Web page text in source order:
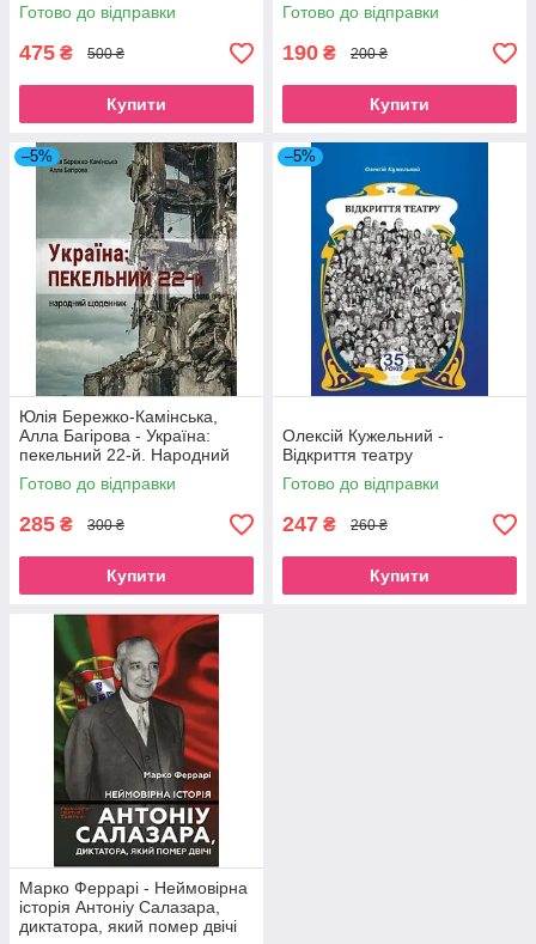
Готово до відправки
475 ₴ 500 ₴
Купити
Готово до відправки
190 ₴ 200 ₴
Купити
–5%
Юлія Бережко-Камінська,
Алла Багірова - Україна:
пекельний 22-й. Народний
щоденник
Готово до відправки
285 ₴ 300 ₴
Купити
–5%
Олексій Кужельний -
Відкриття театру
Готово до відправки
247 ₴ 260 ₴
Купити
Марко Феррарі - Неймовірна
історія Антоніу Салазара,
диктатора, який помер двічі